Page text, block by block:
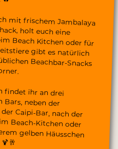
mit frischem Jambalaya
holt euch eine
Beach Kitchen oder für
gibt es natürlich
Beachbar-Snacks
findet ihr an drei
Bars, neben der
Caipi-Bar, nach der
Beach-Kitchen oder
gelben Häusschen